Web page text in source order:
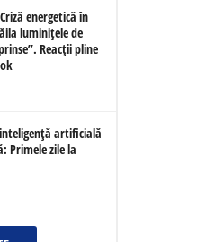
energetică în
luminițele de
Reacții pline
artificială
Primele zile la